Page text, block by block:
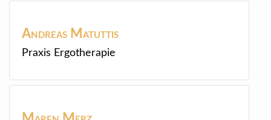
Andreas Matuttis
Praxis Ergotherapie